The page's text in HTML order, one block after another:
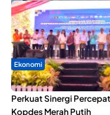
Ekonomi
Seminar di Ternate,
Perkuat Sinergi
Kopdes Merah Putih